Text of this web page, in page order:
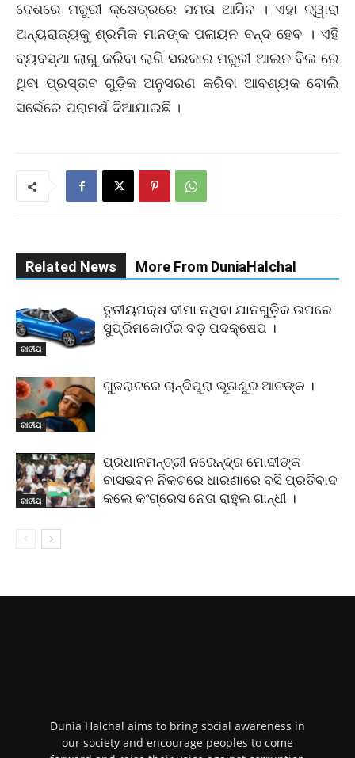
ଦେଶରେ ମଜୁରୀ କ୍ଷେତ୍ରରେ ସମତା ଆସିବ । ଏହା ଦ୍ୱାରା
ଅନ୍ୟରାଜ୍ୟକୁ ଶ୍ରମିକ ମାନଙ୍କ ପଳାୟନ ବନ୍ଦ ହେବ । ଏହି
ବ୍ୟବସ୍ଥା ଲାଗୁ କରିବା ଲାଗି ସରକାର ମଜୁରୀ ଆଇନ ବିଲ ରେ
ଥିବା ପ୍ରସ୍ତାବ ଗୁଡ଼ିକ ଅନୁସରଣ କରିବା ଆବଶ୍ୟକ ବୋଲି
ସର୍ଭେରେ ପରାମର୍ଶ ଦିଆଯାଇଛି ।
Related News More From DuniaHalchal
ଜାତୀୟ
ତୃତୀୟପକ୍ଷ ବୀମା ନଥିବା ଯାନଗୁଡ଼ିକ ଉପରେ
ସୁପ୍ରିମକୋର୍ଟର ବଡ଼ ପଦକ୍ଷେପ ।
ଜାତୀୟ
ଗୁଜରାଟରେ ଚାନ୍ଦିପୁରା ଭୂତାଣୁର ଆତଙ୍କ ।
ଜାତୀୟ
ପ୍ରଧାନମନ୍ତ୍ରୀ ନରେନ୍ଦ୍ର ମୋଦୀଙ୍କ
ବାସଭବନ ନିକଟରେ ଧାରଣାରେ ବସି ପ୍ରତିବାଦ
କଲେ କଂଗ୍ରେସ ନେତା ରାହୁଲ ଗାନ୍ଧୀ ।
Dunia Halchal aims to bring social awareness in
our society and encourage peoples to come